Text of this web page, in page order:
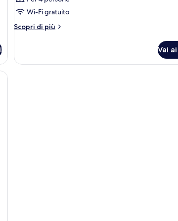
Wi-Fi gratuito
Scopri di più
Altri
Vai